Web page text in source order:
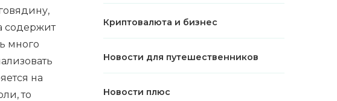
содержит
много
на
то
Криптовалюта и бизнес
Новости для путешественников
Новости плюс